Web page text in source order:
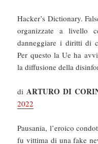
Hacker’s Dictionary.
organizzate a livello
danneggiare i diritti di
Per questo la Ue ha
la diffusione della
diARTURO DI
2022
Pausania, l’eroico
fu vittima di una fake